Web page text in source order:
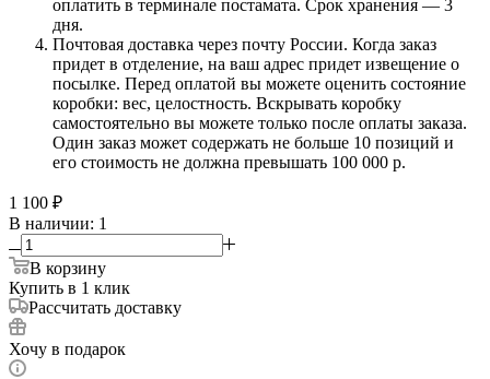
оплатить в терминале постамата. Срок хранения — 3
дня.
Почтовая доставка через почту России. Когда заказ
придет в отделение, на ваш адрес придет извещение о
посылке. Перед оплатой вы можете оценить состояние
коробки: вес, целостность. Вскрывать коробку
самостоятельно вы можете только после оплаты заказа.
Один заказ может содержать не больше 10 позиций и
его стоимость не должна превышать 100 000 р.
1 100 ₽
В наличии: 1
В корзину
Купить в 1 клик
Рассчитать доставку
Хочу в подарок